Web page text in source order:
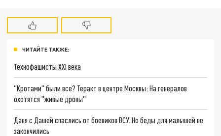
ЧИТАЙТЕ ТАКЖЕ:
Технофашисты XXI века
"Кротами" были все? Теракт в центре Москвы: На генералов
охотятся "живые дроны"
Даня с Дашей спаслись от боевиков ВСУ. Но беды для малышей не
закончились